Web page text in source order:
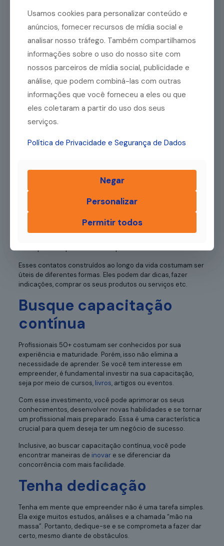
Invista em negócios de
baixo custo inicial ou em
franquias
Vale a pena começar investindo em negócios com um custo
empreendedorismo sênior, como qualquer outro, é um
processo que leva tempo para se consolidar — então vá
aos poucos.
Mais uma possibilidade é investir em uma
de suporte e treinamentos. Dessa forma, você não precisa
iniciar tudo do zero e ainda conta com a ajuda de
Aproveite redes de
contatos consolidadas
Normalmente, profissionais acima dos 50 anos têm uma
Esses contatos construídos ao longo da vida costumam ser
úteis de diferentes formas. Eles podem dar dicas, fazer
indicações, comprar os seus produtos ou serviços etc.
Busque capacitação
contínua
Profissionais 50+ costumam ser conhecidos por sua
experiência e maturidade. Porém, isso não elimina a
necessidade de aprender. Se você tem interesse em
empreender, é fundamental investir na sua capacitação,
seja por meio de cursos, livros, artigos ou eventos.
Com esse investimento, você pode aprimorar os seus
conhecimentos, desenvolver novas habilidades e se tornar
um profissional mais preparado. Essa é uma característica
crucial para quem deseja ter um negócio de sucesso.
Inclusive, ao buscar capacitação contínua, você pode
encontrar maneiras de inovare se diferenciar da
concorrência com mais facilidade.
Tenha dedicação
Tenha em mente que empreender não é uma tarefa simples.
Ela exige muitos estudos, análises e a chamada “mão na
massa”. Portanto, dedique-se e se comprometa a fazer dar
certo, mesmo diante de obstáculos.
Usamos cookies para personalizar conteúdo e
anúncios, fornecer recursos de mídia social e
analisar nosso tráfego. Também compartilhamos
informações sobre o uso do nosso site com
nossos parceiros de mídia social, publicidade e
análise, que podem combiná-las com outras
informações que você forneceu a eles ou que
eles coletaram a partir do uso dos seus
serviços.
Política de Privacidade e Segurança de Dados
Negar
Personalizar
Permitir todos